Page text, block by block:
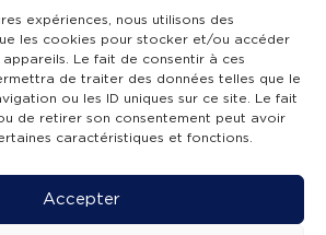
expériences, nous utilisons des
les cookies pour stocker et/ou accéder
Le fait de consentir à ces
de traiter des données telles que le
ou les ID uniques sur ce site. Le fait
de retirer son consentement peut avoir
caractéristiques et fonctions.
Accepter
SUIVEZ-NOUS !
légales-Accessibilité